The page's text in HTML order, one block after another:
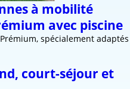
à mobilité
avec piscine
spécialement adaptés
court-séjour et